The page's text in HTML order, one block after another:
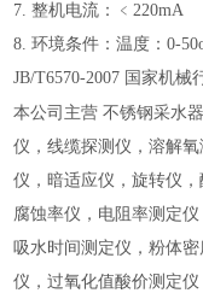
7. 整机电流：﹤220mA
8. 环境条件：温度：0-
JB/T6570-2007 国家机械
本公司主营 不锈钢采水
仪，线缆探测仪，溶解
仪，暗适应仪，旋转仪
腐蚀率仪，电阻率测定
吸水时间测定仪，粉体
仪，过氧化值酸价测定